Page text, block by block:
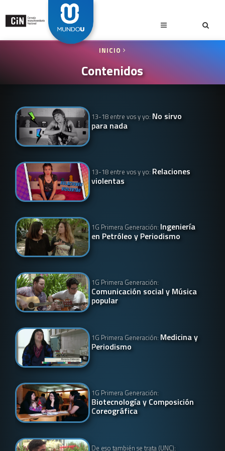
INICIO
Contenidos
13-18 entre vos y yo: No sirvo
para nada
13-18 entre vos y yo: Relaciones
violentas
1G Primera Generación: Ingeniería
en Petróleo y Periodismo
1G Primera Generación:
Comunicación social y Música
popular
1G Primera Generación: Medicina y
Periodismo
1G Primera Generación:
Biotecnología y Composición
Coreográfica
De eso también se trata (UNC):